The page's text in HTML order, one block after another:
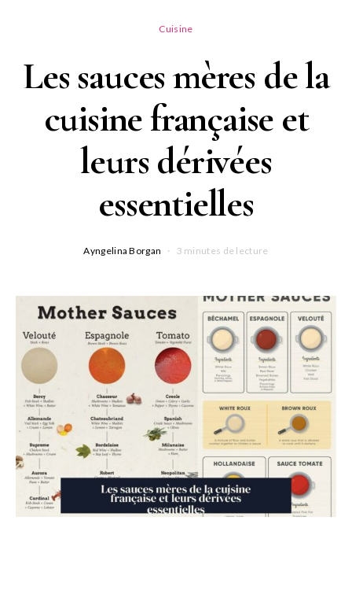
Cuisine
Les sauces mères de la
cuisine française et
leurs dérivées
essentielles
Ayngelina Borgan 3 minutes de lecture